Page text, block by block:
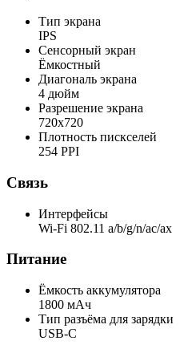
Тип экрана
IPS
Сенсорный экран
Ёмкостный
Диагональ экрана
4 дюйм
Разрешение экрана
720x720
Плотность пискселей
254 PPI
Связь
Интерфейсы
Wi-Fi 802.11 a/b/g/n/ac/ax
Питание
Ёмкость аккумулятора
1800 мАч
Тип разъёма для зарядки
USB-C